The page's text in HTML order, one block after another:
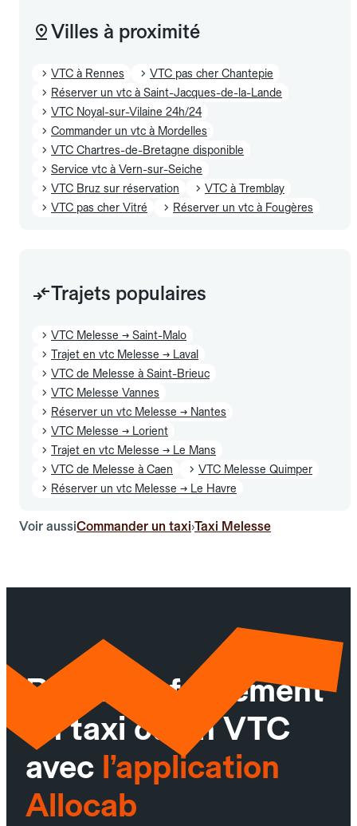
Villes à proximité
VTC à Rennes
VTC pas cher Chantepie
Réserver un vtc à Saint-Jacques-de-la-Lande
VTC Noyal-sur-Vilaine 24h/24
Commander un vtc à Mordelles
VTC Chartres-de-Bretagne disponible
Service vtc à Vern-sur-Seiche
VTC Bruz sur réservation
VTC à Tremblay
VTC pas cher Vitré
Réserver un vtc à Fougères
Trajets populaires
VTC Melesse → Saint-Malo
Trajet en vtc Melesse → Laval
VTC de Melesse à Saint-Brieuc
VTC Melesse Vannes
Réserver un vtc Melesse → Nantes
VTC Melesse → Lorient
Trajet en vtc Melesse → Le Mans
VTC de Melesse à Caen
VTC Melesse Quimper
Réserver un vtc Melesse → Le Havre
Voir aussiCommander un taxi›Taxi Melesse
Réservez facilement
un taxi ou un VTC
avec l’application
Allocab